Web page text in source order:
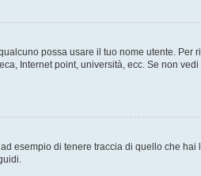
possa usare il tuo nome utente. Per
Internet point, università, ecc. Se non
esempio di tenere traccia di quello che hai